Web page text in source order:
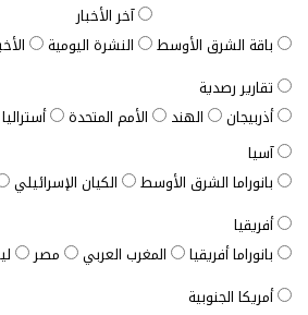
باقة الشرق الأوسط
آخر الأخبار
النشرة اليومية
تقارير رصدية
أذربيجان
الهند الأمم المتحدة أستراليا
آسيا
بانوراما الشرق الأوسط
الكيان الإسرائيلي
أفريقيا
بانوراما أفريقيا
المغرب العربي مصر
أمريكا الجنوبية